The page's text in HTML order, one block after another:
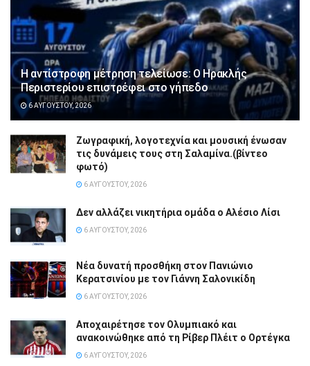
Η αντίστροφη μέτρηση τελείωσε: Ο Ηρακλής
Περιστερίου επιστρέφει στο γήπεδο
6 ΑΥΓΟΎΣΤΟΥ, 2026
Ζωγραφική, λογοτεχνία και μουσική ένωσαν
τις δυνάμεις τους στη Σαλαμίνα.(βίντεο
φωτό)
6 ΑΥΓΟΎΣΤΟΥ, 2026
Δεν αλλάζει νικητήρια ομάδα ο Αλέσιο Λίσι
6 ΑΥΓΟΎΣΤΟΥ, 2026
Νέα δυνατή προσθήκη στον Πανιώνιο
Κερατσινίου με τον Γιάννη Σαλονικίδη
6 ΑΥΓΟΎΣΤΟΥ, 2026
Αποχαιρέτησε τον Ολυμπιακό και
ανακοινώθηκε από τη Ρίβερ Πλέιτ ο Ορτέγκα
6 ΑΥΓΟΎΣΤΟΥ, 2026